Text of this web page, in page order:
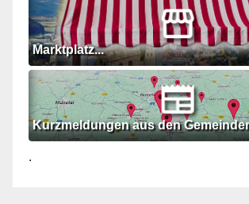
Marktplatz...
Kurzmeldungen aus den
.